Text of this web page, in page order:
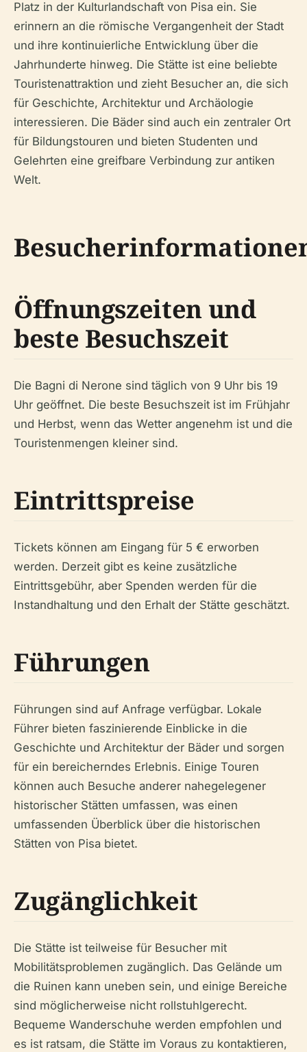
Platz in der Kulturlandschaft von Pisa ein. Sie
erinnern an die römische Vergangenheit der Stadt
und ihre kontinuierliche Entwicklung über die
Jahrhunderte hinweg. Die Stätte ist eine beliebte
Touristenattraktion und zieht Besucher an, die sich
für Geschichte, Architektur und Archäologie
interessieren. Die Bäder sind auch ein zentraler Ort
für Bildungstouren und bieten Studenten und
Gelehrten eine greifbare Verbindung zur antiken
Welt.
Öffnungszeiten und
beste Besuchszeit
Die Bagni di Nerone sind täglich von 9 Uhr bis 19
Uhr geöffnet. Die beste Besuchszeit ist im Frühjahr
und Herbst, wenn das Wetter angenehm ist und die
Touristenmengen kleiner sind.
Eintrittspreise
Tickets können am Eingang für 5 € erworben
werden. Derzeit gibt es keine zusätzliche
Eintrittsgebühr, aber Spenden werden für die
Instandhaltung und den Erhalt der Stätte geschätzt.
Führungen
Führungen sind auf Anfrage verfügbar. Lokale
Führer bieten faszinierende Einblicke in die
Geschichte und Architektur der Bäder und sorgen
für ein bereicherndes Erlebnis. Einige Touren
können auch Besuche anderer nahegelegener
historischer Stätten umfassen, was einen
umfassenden Überblick über die historischen
Stätten von Pisa bietet.
Zugänglichkeit
Die Stätte ist teilweise für Besucher mit
Mobilitätsproblemen zugänglich. Das Gelände um
die Ruinen kann uneben sein, und einige Bereiche
sind möglicherweise nicht rollstuhlgerecht.
Bequeme Wanderschuhe werden empfohlen und
es ist ratsam, die Stätte im Voraus zu kontaktieren,